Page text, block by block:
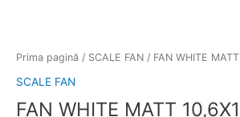
Prima pagină / SCALE FAN / FAN WHITE
SCALE FAN
FAN WHITE MATT